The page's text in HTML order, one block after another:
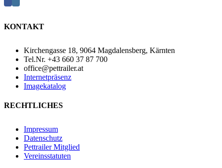
KONTAKT
Kirchengasse 18, 9064 Magdalensberg, Kärnten
Tel.Nr. +43 660 37 87 700
office@pettrailer.at
Internetpräsenz
Imagekatalog
RECHTLICHES
Impressum
Datenschutz
Pettrailer Mitglied
Vereinsstatuten